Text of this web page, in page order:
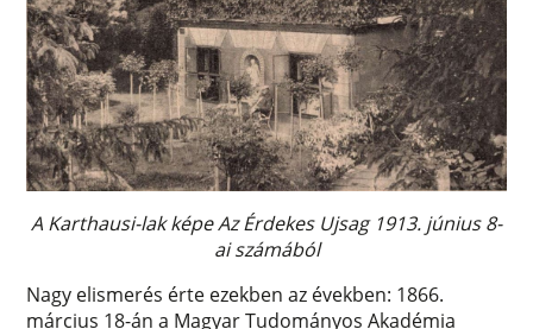
A Karthausi-lak képe Az Érdekes Ujsag 1913. június 8-
ai számából
Nagy elismerés érte ezekben az években: 1866.
március 18-án a Magyar Tudományos Akadémia